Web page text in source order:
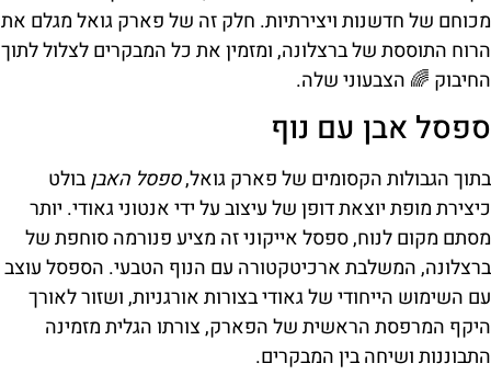
מכוחם של חדשנות ויצירתיות. חלק זה של פארק גואל מגלם את
הרוח התוססת של ברצלונה, ומזמין את כל המבקרים לצלול לתוך
החיבוק 🌈 הצבעוני שלה.
ספסל אבן עם נוף
בתוך הגבולות הקסומים של פארק גואל,ספסל האבןבולט
כיצירת מופת יוצאת דופן של עיצוב על ידי אנטוני גאודי. יותר
מסתם מקום לנוח, ספסל אייקוני זה מציע פנורמה סוחפת של
ברצלונה, המשלבת ארכיטקטורה עם הנוף הטבעי. הספסל עוצב
עם השימוש הייחודי של גאודי בצורות אורגניות, ושזור לאורך
היקף המרפסת הראשית של הפארק, צורתו הגלית מזמינה
התבוננות ושיחה בין המבקרים.